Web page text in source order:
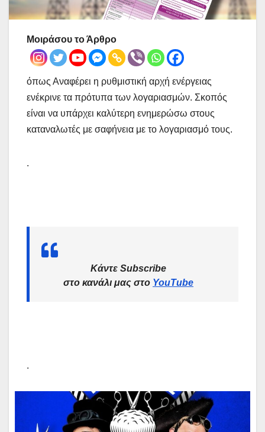
Μοιράσου το Άρθρο
όπως Αναφέρει η ρυθμιστική αρχή ενέργειας
ενέκρινε τα πρότυπα των λογαριασμών. Σκοπός
είναι να υπάρχει καλύτερη ενημερώσω στους
καταναλωτές με σαφήνεια με το λογαριασμό τους.
.
Κάντε Subscribe
στο κανάλι μας στο YouTube
.